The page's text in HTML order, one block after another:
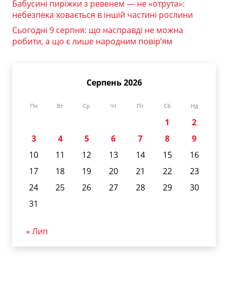
Бабусині пиріжки з ревенем — не «отрута»:
небезпека ховається в іншій частині рослини
Сьогодні 9 серпня: що насправді не можна
робити, а що є лише народним повір’ям
Серпень 2026
Пн Вт Ср Чт Пт Сб Нд
1
2
3
4 5 6 7 8
9
10
11 12 13 14 15
16
17
18 19 20 21 22
23
24
25 26 27 28 29
30
31
« Лип